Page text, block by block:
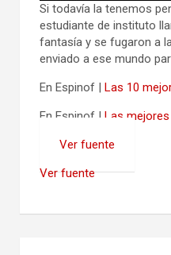
Si todavía la tenemos
estudiante de instituto
fantasía y se fugaron a
enviado a ese mundo
En Espinof |Las 10
En Espinof |Las
Ver fuente
Ver fuente